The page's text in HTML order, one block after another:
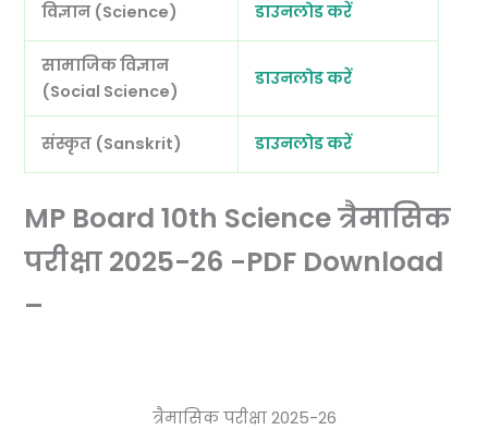
विज्ञान (Science) डाउनलोड करें
सामाजिक विज्ञान
(Social Science)
डाउनलोड करें
संस्कृत (Sanskrit) डाउनलोड करें
MP Board 10th Science त्रैमासिक
परीक्षा 2025-26 -PDF Download
–
त्रैमासिक परीक्षा 2025-26